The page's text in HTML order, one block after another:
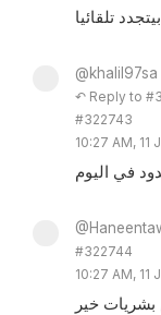
تلقائيا
@khalil97sa
↶ Reply to
#322743
10:27 AM, 11
في اليوم
#322744
10:27 AM, 11
خير